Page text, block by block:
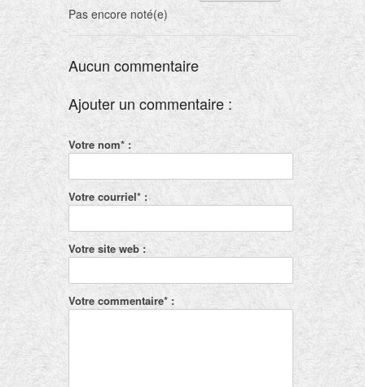
Pas encore noté(e)
Aucun commentaire
Ajouter un commentaire :
Votre nom* :
Votre courriel* :
Votre site web :
Votre commentaire* :